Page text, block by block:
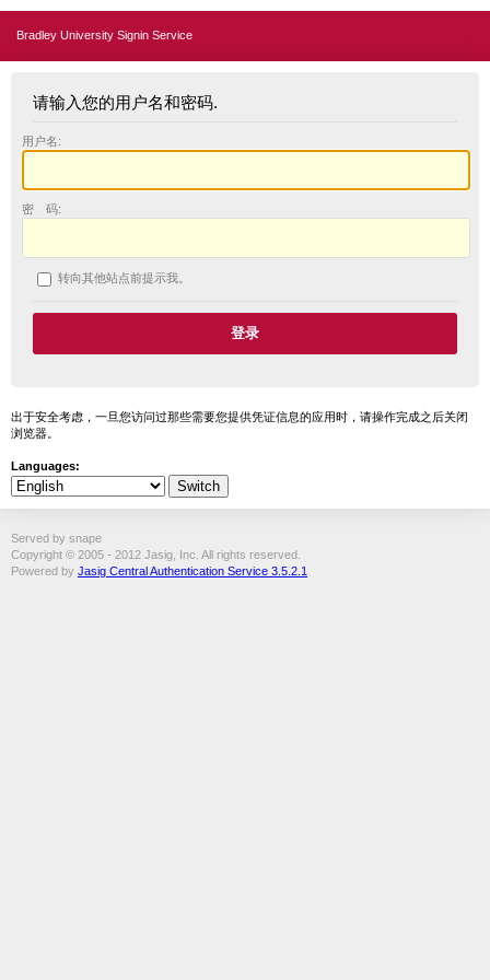
Bradley University Signin Service
请输入您的用户名和密码.
用户名:
密 码:
转向其他站点前提示我。
出于安全考虑，一旦您访问过那些需要您提供凭证信息的应用时，请操作完成之后关闭
浏览器。
Languages:
Served by snape
Copyright © 2005 - 2012 Jasig, Inc. All rights reserved.
Powered by Jasig Central Authentication Service 3.5.2.1